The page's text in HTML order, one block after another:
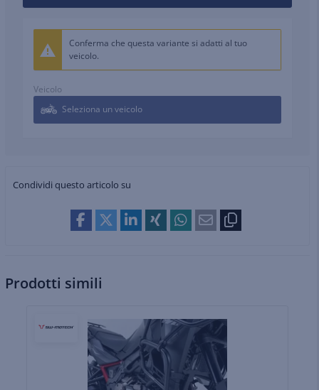
Conferma che questa variante si adatti al tuo
veicolo.
Veicolo
Seleziona un veicolo
Condividi questo articolo su
Prodotti simili